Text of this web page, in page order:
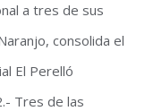
a tres de sus
consolida el
El Perelló
Tres de las